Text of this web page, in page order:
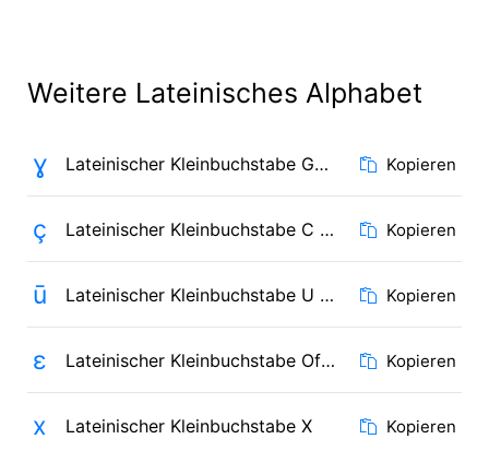
Weitere Lateinisches Alphabet
ɣ Lateinischer Kleinbuchstabe Gamma Kopieren
ç Lateinischer Kleinbuchstabe C mit Häkchen Kopieren
ū Lateinischer Kleinbuchstabe U mit Makron Kopieren
ɛ Lateinischer Kleinbuchstabe Offenes E Kopieren
x Lateinischer Kleinbuchstabe X Kopieren